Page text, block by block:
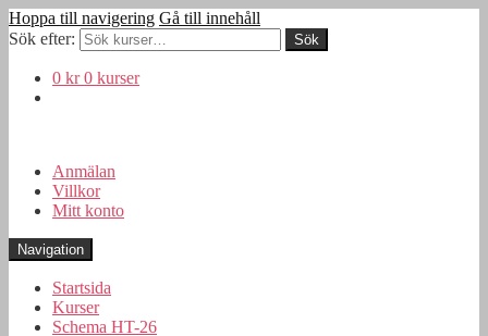
Hoppa till navigering Gå till innehåll
Sök efter:
0 kr 0 kurser
Anmälan
Villkor
Mitt konto
Navigation
Startsida
Kurser
Schema HT-26